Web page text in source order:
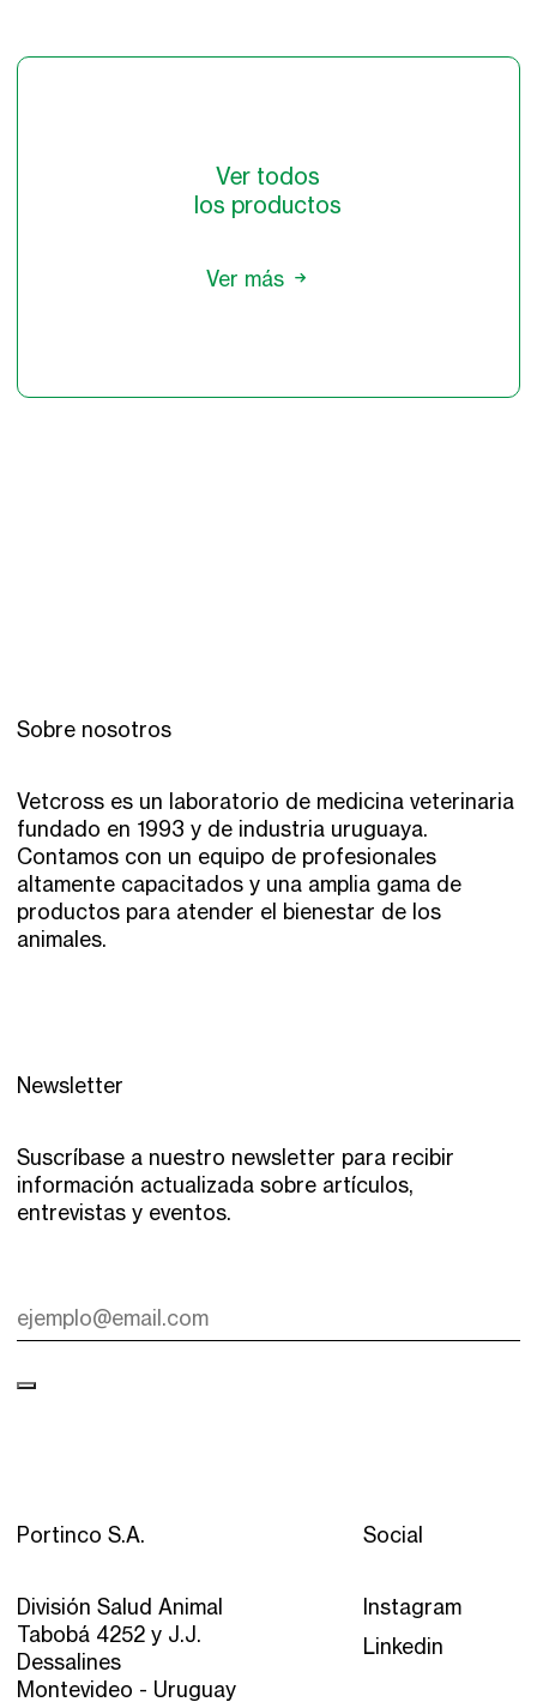
Ver todos
los productos
Ver más
Sobre nosotros
Vetcross es un laboratorio de medicina veterinaria
fundado en 1993 y de industria uruguaya.
Contamos con un equipo de profesionales
altamente capacitados y una amplia gama de
productos para atender el bienestar de los
animales.
Newsletter
Suscríbase a nuestro newsletter para recibir
información actualizada sobre artículos,
entrevistas y eventos.
Portinco S.A.
División Salud Animal
Tabobá 4252 y J.J.
Dessalines
Montevideo - Uruguay
Social
Instagram
Linkedin